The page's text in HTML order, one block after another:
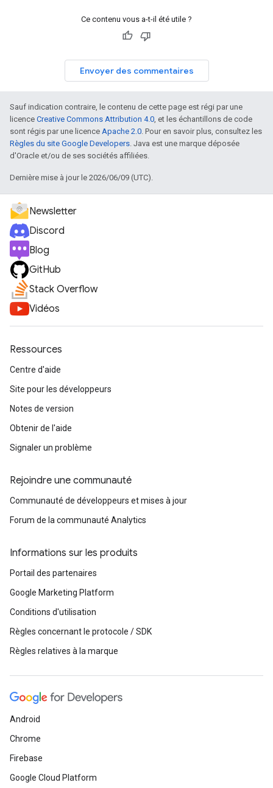
Ce contenu vous a-t-il été utile ?
Envoyer des commentaires
Sauf indication contraire, le contenu de cette page est régi par une
licence Creative Commons Attribution 4.0, et les échantillons de code
sont régis par une licence Apache 2.0. Pour en savoir plus, consultez les
Règles du site Google Developers. Java est une marque déposée
d'Oracle et/ou de ses sociétés affiliées.
Dernière mise à jour le 2026/06/09 (UTC).
Newsletter
Discord
Blog
GitHub
Stack Overflow
Vidéos
Ressources
Centre d'aide
Site pour les développeurs
Notes de version
Obtenir de l'aide
Signaler un problème
Rejoindre une communauté
Communauté de développeurs et mises à jour
Forum de la communauté Analytics
Informations sur les produits
Portail des partenaires
Google Marketing Platform
Conditions d'utilisation
Règles concernant le protocole / SDK
Règles relatives à la marque
Android
Chrome
Firebase
Google Cloud Platform